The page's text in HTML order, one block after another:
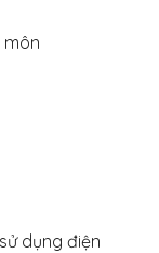
dụng điện